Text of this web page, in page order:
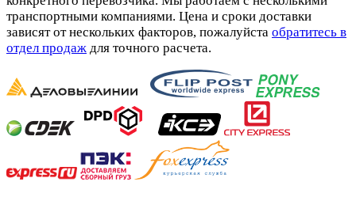
транспортными компаниями. Цена и сроки доставки
зависят от нескольких факторов, пожалуйста обратитесь в
отдел продаж для точного расчета.